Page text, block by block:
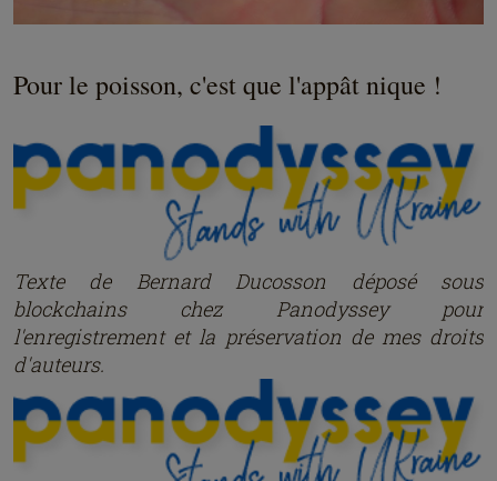
Pour le poisson, c'est que l'appât nique !
Texte de Bernard Ducosson déposé sous
blockchains chez Panodyssey pour
l'enregistrement et la préservation de mes droits
d'auteurs.